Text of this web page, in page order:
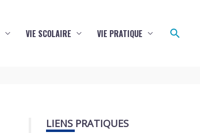
VIE SCOLAIRE VIE PRATIQUE
LIENS PRATIQUES